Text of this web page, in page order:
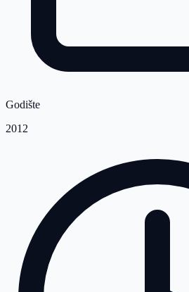
Godište
2012